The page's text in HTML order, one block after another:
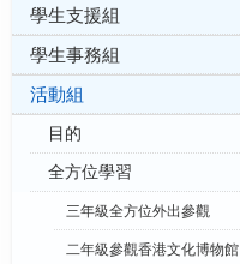
學生支援組
學生事務組
活動組
目的
全方位學習
三年級全方位外出參觀
二年級參觀香港文化博物館